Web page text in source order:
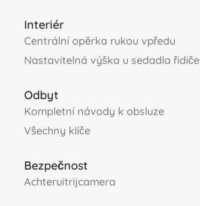
Interiér
centrální opĕrka rukou vpředu
nastavitelná výška u sedadla řidiče
Odbyt
kompletní návody k obsluze
všechny klíče
Bezpečnost
Achteruitrijcamera